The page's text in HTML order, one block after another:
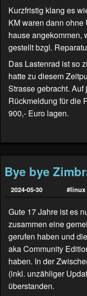
Kurzfristig klang es
KM waren dann ohne
hause angekommen,
gestellt bzgl.
Das Lastenrad ist so
hatte zu diesem
Strasse gebracht.
Rückmeldung für die
900,- Euro lagen.
Bye bye
2024-05-30 #linux
Gute 17 Jahre ist es
zusammen eine
gerufen haben und
aka Community
haben. In der
(inkl. unzähliger
überstanden.